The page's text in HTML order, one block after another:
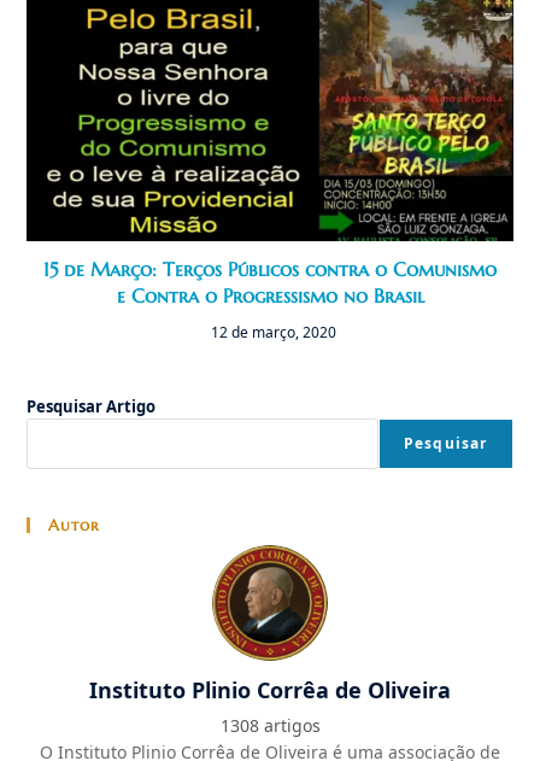
15 de Março: Terços Públicos contra o Comunismo
e Contra o Progressismo no Brasil
12 de março, 2020
Pesquisar Artigo
Pesquisar
Autor
Instituto Plinio Corrêa de Oliveira
1308 artigos
O Instituto Plinio Corrêa de Oliveira é uma associação de